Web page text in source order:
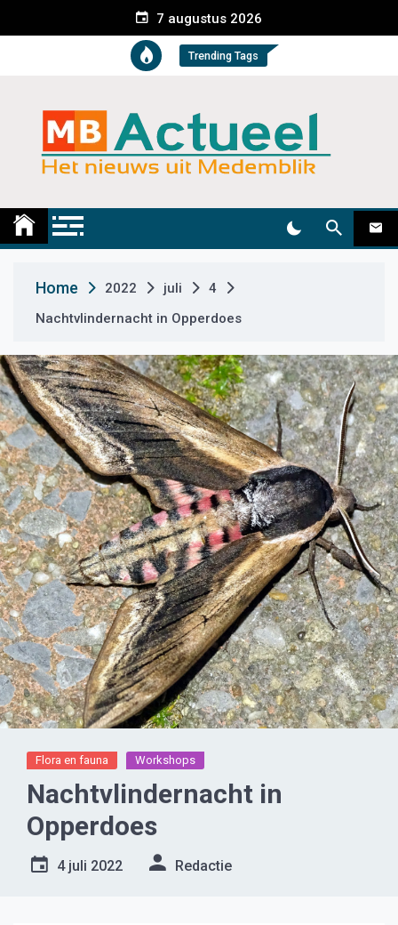
e
t
7 augustus 2026
Trending Tags
Medemblik Actueel
Home 2022 juli
4
Nachtvlindernacht in Opperdoes
Flora en fauna Workshops
Nachtvlindernacht in
Opperdoes
4 juli 2022 Redactie